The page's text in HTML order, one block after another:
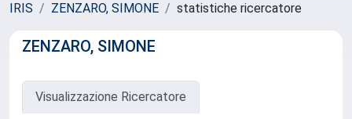
IRIS ZENZARO, SIMONE statistiche ricercatore
ZENZARO, SIMONE
Visualizzazione Ricercatore